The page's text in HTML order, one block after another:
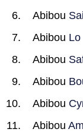
Abibou
Abibou Lo
Abibou
Abibou
Abibou
Abibou